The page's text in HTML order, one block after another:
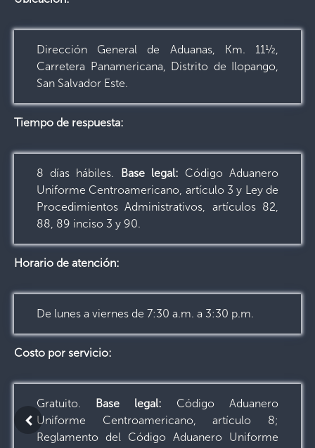
Dirección General de Aduanas, Km. 11½,
Carretera Panamericana, Distrito de Ilopango,
San Salvador Este.
Tiempo de respuesta:
8 días hábiles. Base legal: Código Aduanero
Uniforme Centroamericano, artículo 3 y Ley de
Procedimientos Administrativos, artículos 82,
88, 89 inciso 3 y 90.
Horario de atención:
De lunes a viernes de 7:30 a.m. a 3:30 p.m.
Costo por servicio:
Gratuito. Base legal: Código Aduanero
Uniforme Centroamericano, artículo 8;
Reglamento del Código Aduanero Uniforme